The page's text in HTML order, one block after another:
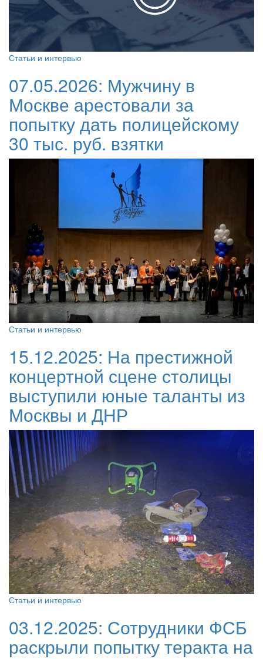
Статьи и интервью
07.05.2026: Мужчину в
Москве арестовали за
попытку дать полицейскому
30 тыс. руб. взятки
Статьи и интервью
15.12.2025: На престижной
концертной сцене столицы
выступили юные таланты из
Москвы и ДНР
Статьи и интервью
03.12.2025: Сотрудники ФСБ
раскрыли попытку теракта на